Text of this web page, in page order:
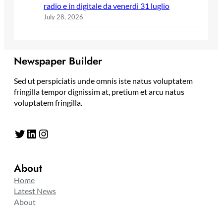
radio e in digitale da venerdì 31 luglio
July 28, 2026
Newspaper Builder
Sed ut perspiciatis unde omnis iste natus voluptatem
fringilla tempor dignissim at, pretium et arcu natus
voluptatem fringilla.
Twitter LinkedIn Instagram
About
Home
Latest News
About